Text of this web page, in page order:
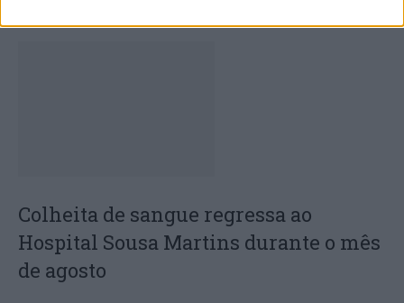
Colheita de sangue regressa ao
Hospital Sousa Martins durante o mês
de agosto